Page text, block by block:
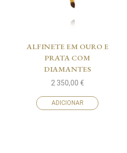
ALFINETE EM OURO E
PRATA COM
DIAMANTES
2 350,00 €
ADICIONAR